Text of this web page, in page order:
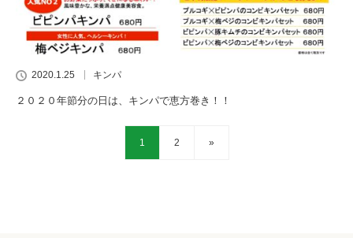
2020.1.25 キンパ
２０２０年節分の日は、キンパで恵方巻き！！
1 2 »